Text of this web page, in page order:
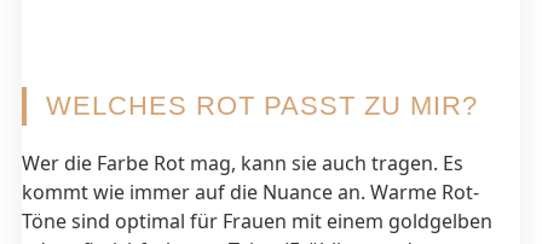
WELCHES ROT PASST ZU MIR?
Wer die Farbe Rot mag, kann sie auch tragen. Es
kommt wie immer auf die Nuance an. Warme Rot-
Töne sind optimal für Frauen mit einem goldgelben